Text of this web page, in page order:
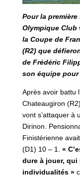
Pour la
Olympique Club
la Coupe de
(R2) que
de Frédéric
son équipe
Après avoir battu
Chateaugiron
vont s’attaquer à
Dirinon.
Finistérienne
(D1) 10 – 1. «
dure à jouer,
individualités »